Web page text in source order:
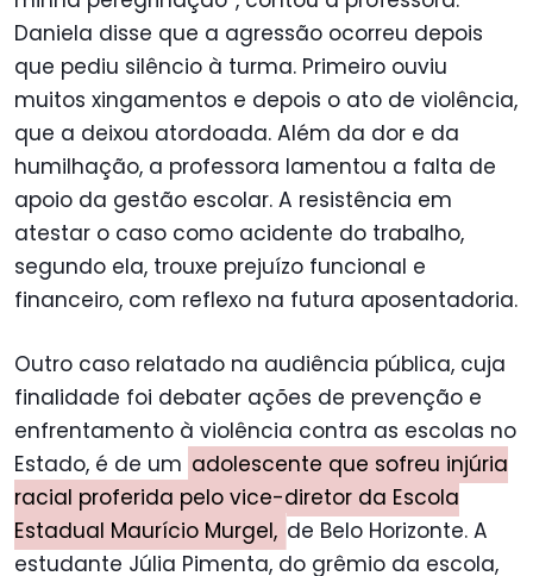
Daniela disse que a agressão ocorreu depois
que pediu silêncio à turma. Primeiro ouviu
muitos xingamentos e depois o ato de violência,
que a deixou atordoada. Além da dor e da
humilhação, a professora lamentou a falta de
apoio da gestão escolar. A resistência em
atestar o caso como acidente do trabalho,
segundo ela, trouxe prejuízo funcional e
financeiro, com reflexo na futura aposentadoria.
Outro caso relatado na audiência pública, cuja
finalidade foi debater ações de prevenção e
enfrentamento à violência contra as escolas no
Estado, é de um adolescente que sofreu injúria
racial proferida pelo vice-diretor da Escola
Estadual Maurício Murgel, de Belo Horizonte. A
estudante Júlia Pimenta, do grêmio da escola,